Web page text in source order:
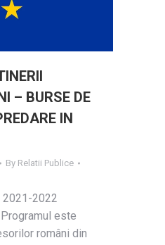
– BURSE DE
IN
By Relatii Publice
2021-2022
este
români din